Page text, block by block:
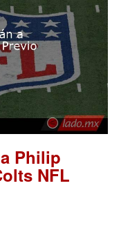
Philip
NFL